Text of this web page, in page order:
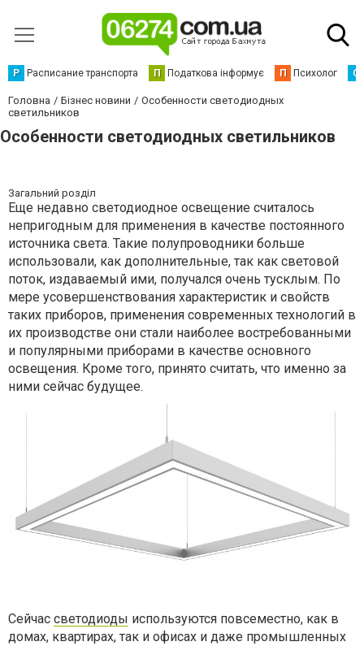
Р Расписание транспорта П Податкова інформує П Психолог С
Головна Бізнес новини
Особенности светодиодных
светильников
Особенности светодиодных светильников
Загальний розділ
Еще недавно светодиодное освещение считалось
непригодным для применения в качестве постоянного
источника света. Такие полупроводники больше
использовали, как дополнительные, так как световой
поток, издаваемый ими, получался очень тусклым. По
мере усовершенствования характеристик и свойств
таких приборов, применения современных технологий в
их производстве они стали наиболее востребованными
и популярными приборами в качестве основного
освещения. Кроме того, принято считать, что именно за
ними сейчас будущее.
Сейчас светодиоды используются повсеместно, как в
домах, квартирах, так и офисах и даже промышленных